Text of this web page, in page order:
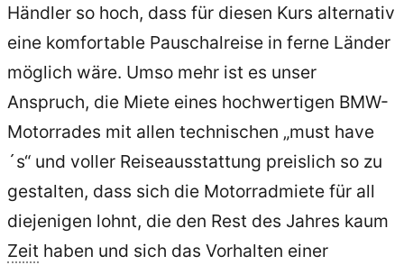
Händler so hoch, dass für diesen Kurs alternativ
eine komfortable Pauschalreise in ferne Länder
möglich wäre. Umso mehr ist es unser
Anspruch, die Miete eines hochwertigen BMW-
Motorrades mit allen technischen „must have
´s“ und voller Reiseausstattung preislich so zu
gestalten, dass sich die Motorradmiete für all
diejenigen lohnt, die den Rest des Jahres kaum
Zeit haben und sich das Vorhalten einer